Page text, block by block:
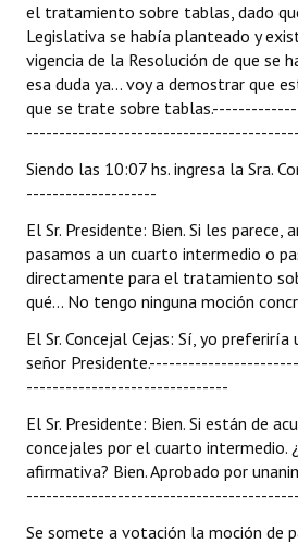
el tratamiento sobre tablas, dado
Legislativa se había planteado y
vigencia de la Resolución de que se
esa duda ya... voy a demostrar que
que se trate sobre
Siendo las 10:07 hs. ingresa la Sra.
--------------------
El Sr. Presidente: Bien. Si les
pasamos a un cuarto intermedio o
directamente para el tratamiento
qué... No tengo ninguna moción
El Sr. Concejal Cejas: Sí, yo
señor
-------------------------------
El Sr. Presidente: Bien. Si están de
concejales por el cuarto intermedio.
afirmativa? Bien. Aprobado por
Se somete a votación la moción de